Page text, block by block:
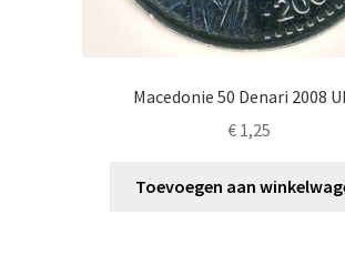
Macedonie 50 Denari 2008
€1,25
Toevoegen aan